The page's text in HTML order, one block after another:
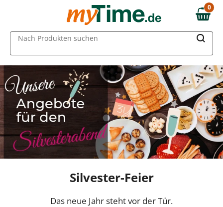
0,00 €
0
Nach Produkten suchen
Silvester-Feier
Das neue Jahr steht vor der Tür.